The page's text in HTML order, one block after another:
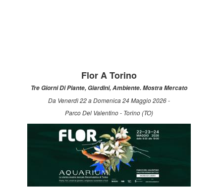
Flor A Torino
Tre Giorni Di Piante, Giardini, Ambiente. Mostra Mercato
Da Venerdì 22 a Domenica 24 Maggio 2026 -
Parco Del Valentino - Torino (TO)